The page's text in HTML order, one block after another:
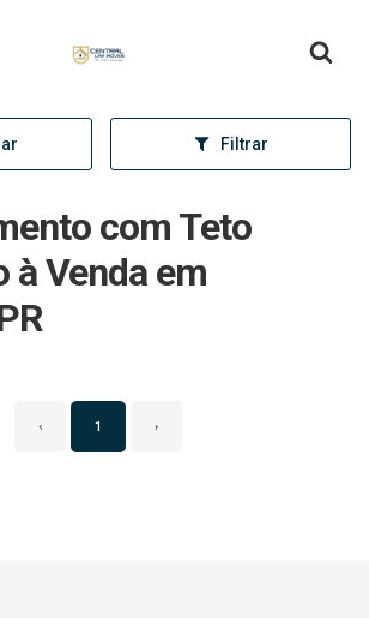
Filtrar
com Teto
à Venda em
‹ 1 ›